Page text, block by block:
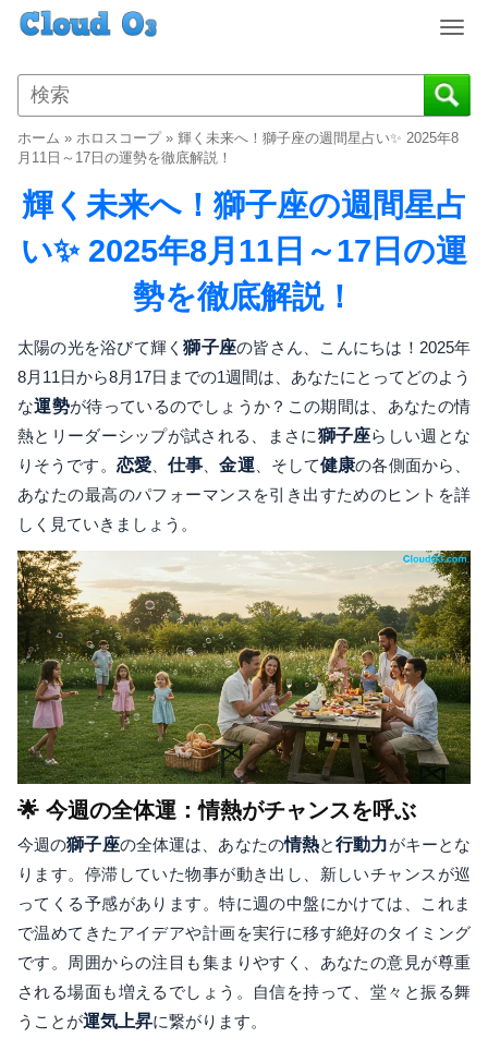
T
g
g
a
v
i
g
i
ホーム » ホロスコープ» 輝く未来へ！獅子座の週間星占い✨ 2025年8
月11日～17日の運勢を徹底解説！
輝く未来へ！獅子座の週間星占
い✨ 2025年8月11日～17日の運
勢を徹底解説！
太陽の光を浴びて輝く獅子座の皆さん、こんにちは！2025年
8月11日から8月17日までの1週間は、あなたにとってどのよう
な運勢が待っているのでしょうか？この期間は、あなたの情
熱とリーダーシップが試される、まさに獅子座らしい週とな
りそうです。 恋愛、仕事 、金運 、そして健康の各側面から、
あなたの最高のパフォーマンスを引き出すためのヒントを詳
しく見ていきましょう。
🌟 今週の全体運：情熱がチャンスを呼ぶ
今週の獅子座の全体運は、あなたの情熱と行動力がキーとな
ります。停滞していた物事が動き出し、新しいチャンスが巡
ってくる予感があります。特に週の中盤にかけては、これま
で温めてきたアイデアや計画を実行に移す絶好のタイミング
です。周囲からの注目も集まりやすく、あなたの意見が尊重
される場面も増えるでしょう。自信を持って、堂々と振る舞
うことが運気上昇に繋がります。